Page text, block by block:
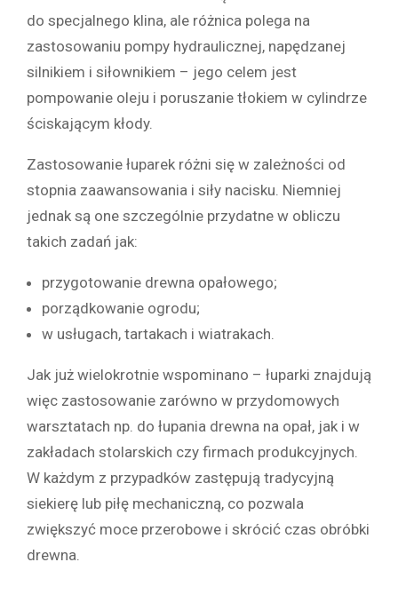
do specjalnego klina, ale różnica polega na
zastosowaniu pompy hydraulicznej, napędzanej
silnikiem i siłownikiem – jego celem jest
pompowanie oleju i poruszanie tłokiem w cylindrze
ściskającym kłody.
Zastosowanie łuparek różni się w zależności od
stopnia zaawansowania i siły nacisku. Niemniej
jednak są one szczególnie przydatne w obliczu
takich zadań jak:
przygotowanie drewna opałowego;
porządkowanie ogrodu;
w usługach, tartakach i wiatrakach.
Jak już wielokrotnie wspominano – łuparki znajdują
więc zastosowanie zarówno w przydomowych
warsztatach np. do łupania drewna na opał, jak i w
zakładach stolarskich czy firmach produkcyjnych.
W każdym z przypadków zastępują tradycyjną
siekierę lub piłę mechaniczną, co pozwala
zwiększyć moce przerobowe i skrócić czas obróbki
drewna.